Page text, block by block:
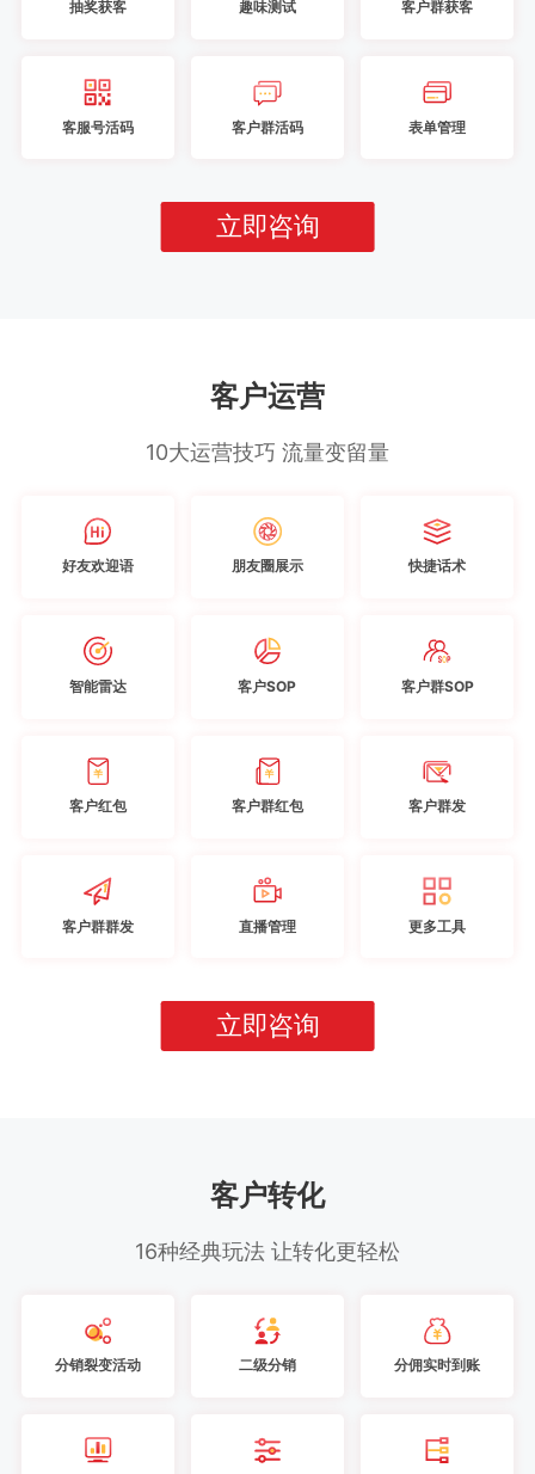
抽奖获客 趣味测试 客户群获客
客服号活码 客户群活码 表单管理
立即咨询
客户运营
10大运营技巧 流量变留量
好友欢迎语 朋友圈展示 快捷话术
智能雷达 客户SOP 客户群SOP
客户红包 客户群红包 客户群发
客户群群发 直播管理 更多工具
立即咨询
客户转化
16种经典玩法 让转化更轻松
分销裂变活动 二级分销 分佣实时到账